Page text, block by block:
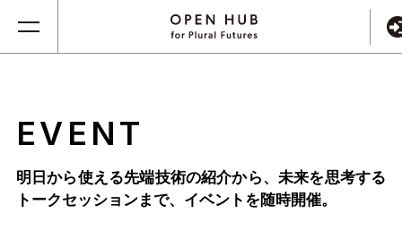
EVENT
明日から使える先端技術の紹介から、未来を思考する
トークセッションまで、 イベントを随時開催。